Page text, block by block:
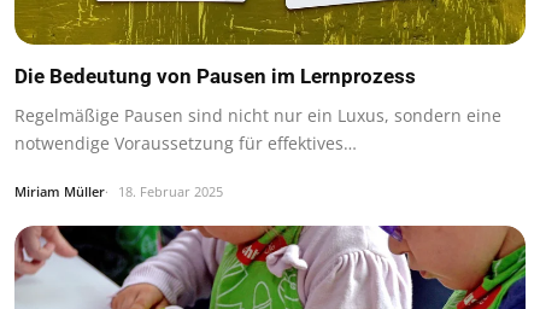
Die Bedeutung von Pausen im Lernprozess
Regelmäßige Pausen sind nicht nur ein Luxus, sondern eine
notwendige Voraussetzung für effektives…
Miriam Müller 18. Februar 2025